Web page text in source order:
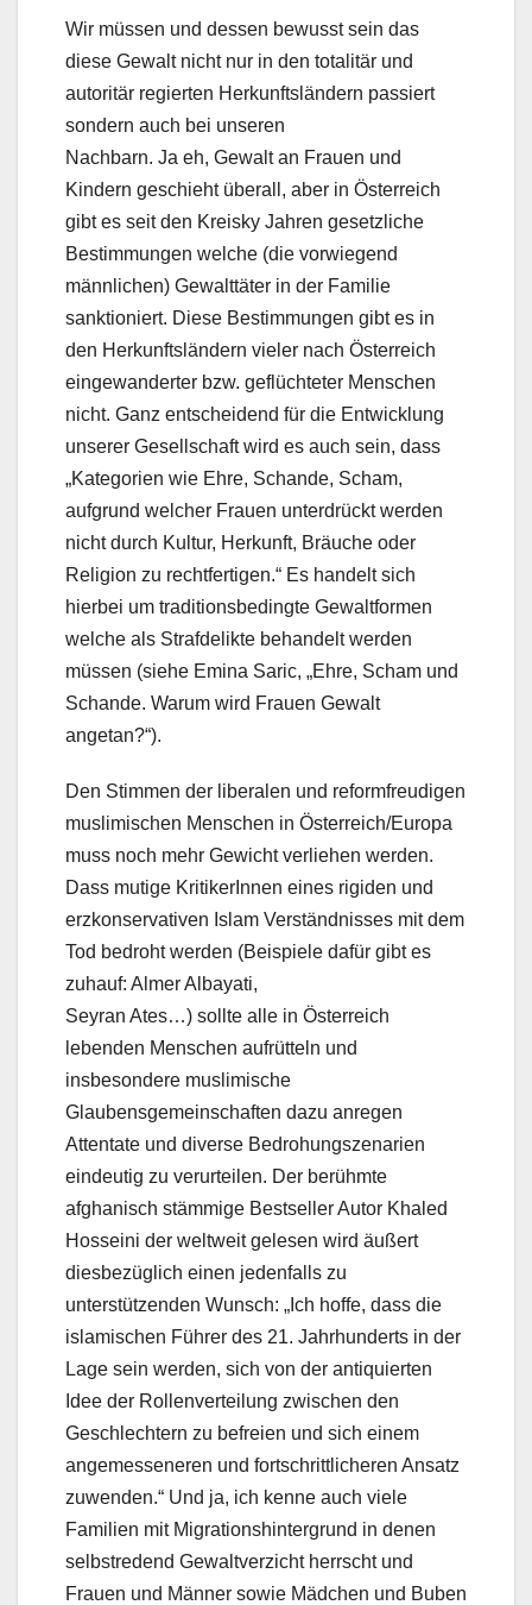
Wir müssen und dessen bewusst sein das
diese Gewalt nicht nur in den totalitär und
autoritär regierten Herkunftsländern passiert
sondern auch bei unseren
Nachbarn. Ja eh, Gewalt an Frauen und
Kindern geschieht überall, aber in Österreich
gibt es seit den Kreisky Jahren gesetzliche
Bestimmungen welche (die vorwiegend
männlichen) Gewalttäter in der Familie
sanktioniert. Diese Bestimmungen gibt es in
den Herkunftsländern vieler nach Österreich
eingewanderter bzw. geflüchteter Menschen
nicht. Ganz entscheidend für die Entwicklung
unserer Gesellschaft wird es auch sein, dass
„Kategorien wie Ehre, Schande, Scham,
aufgrund welcher Frauen unterdrückt werden
nicht durch Kultur, Herkunft, Bräuche oder
Religion zu rechtfertigen.“ Es handelt sich
hierbei um traditionsbedingte Gewaltformen
welche als Strafdelikte behandelt werden
müssen (siehe Emina Saric, „Ehre, Scham und
Schande. Warum wird Frauen Gewalt
angetan?“).
Den Stimmen der liberalen und reformfreudigen
muslimischen Menschen in Österreich/Europa
muss noch mehr Gewicht verliehen werden.
Dass mutige KritikerInnen eines rigiden und
erzkonservativen Islam Verständnisses mit dem
Tod bedroht werden (Beispiele dafür gibt es
zuhauf: Almer Albayati,
Seyran Ates…) sollte alle in Österreich
lebenden Menschen aufrütteln und
insbesondere muslimische
Glaubensgemeinschaften dazu anregen
Attentate und diverse Bedrohungszenarien
eindeutig zu verurteilen. Der berühmte
afghanisch stämmige Bestseller Autor Khaled
Hosseini der weltweit gelesen wird äußert
diesbezüglich einen jedenfalls zu
unterstützenden Wunsch: „Ich hoffe, dass die
islamischen Führer des 21. Jahrhunderts in der
Lage sein werden, sich von der antiquierten
Idee der Rollenverteilung zwischen den
Geschlechtern zu befreien und sich einem
angemesseneren und fortschrittlicheren Ansatz
zuwenden.“ Und ja, ich kenne auch viele
Familien mit Migrationshintergrund in denen
selbstredend Gewaltverzicht herrscht und
Frauen und Männer sowie Mädchen und Buben